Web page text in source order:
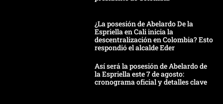
¿La posesión de Abelardo De la
Espriella en Cali inicia la
descentralización en Colombia? Esto
respondió el alcalde Eder
Así será la posesión de Abelardo de
la Espriella este 7 de agosto:
cronograma oficial y detalles clave